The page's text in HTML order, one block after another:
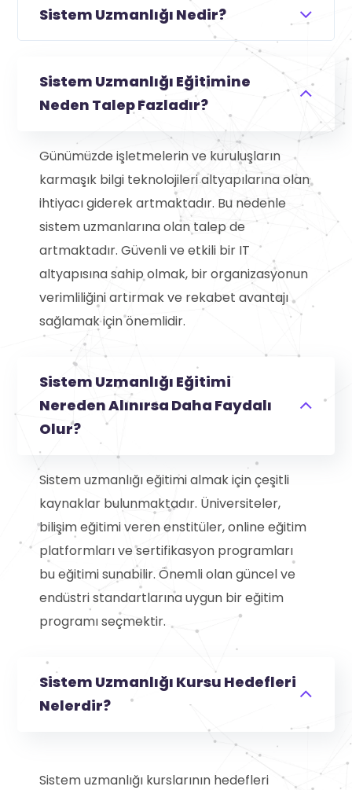
Sistem Uzmanlığı Nedir?
Sistem Uzmanlığı Eğitimine
Neden Talep Fazladır?
Günümüzde işletmelerin ve kuruluşların
karmaşık bilgi teknolojileri altyapılarına olan
ihtiyacı giderek artmaktadır. Bu nedenle
sistem uzmanlarına olan talep de
artmaktadır. Güvenli ve etkili bir IT
altyapısına sahip olmak, bir organizasyonun
verimliliğini artırmak ve rekabet avantajı
sağlamak için önemlidir.
Sistem Uzmanlığı Eğitimi
Nereden Alınırsa Daha Faydalı
Olur?
Sistem uzmanlığı eğitimi almak için çeşitli
kaynaklar bulunmaktadır. Üniversiteler,
bilişim eğitimi veren enstitüler, online eğitim
platformları ve sertifikasyon programları
bu eğitimi sunabilir. Önemli olan güncel ve
endüstri standartlarına uygun bir eğitim
programı seçmektir.
Sistem Uzmanlığı Kursu Hedefleri
Nelerdir?
Sistem uzmanlığı kurslarının hedefleri